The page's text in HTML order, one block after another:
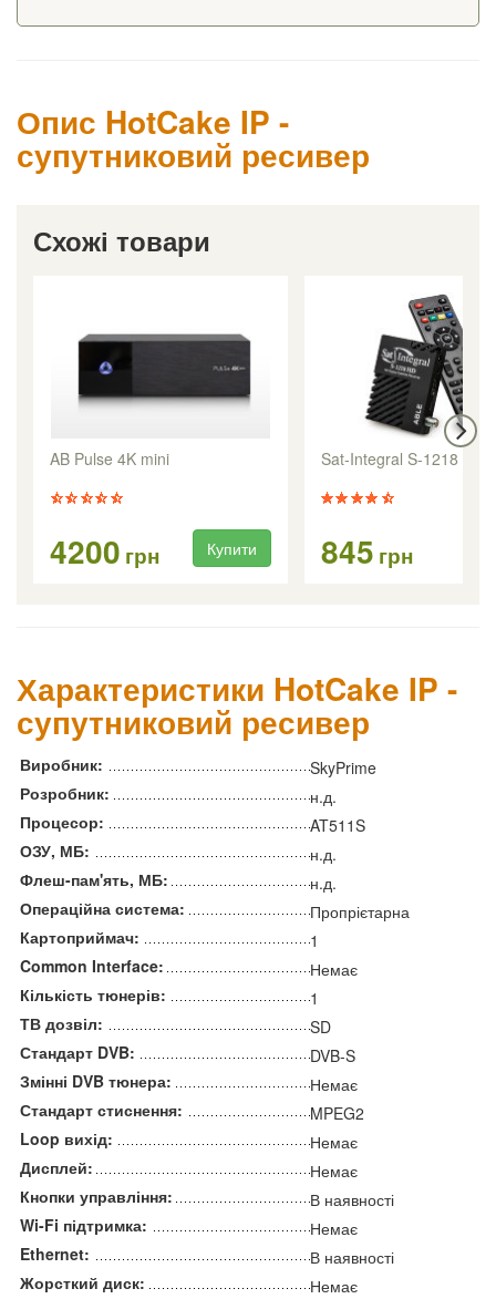
Опис HotCake IP -
супутниковий ресивер
Схожі товари
AB Pulse 4K mini
4200 грн Купити
Sat-Integral S-1218 HD
845 грн
Характеристики HotCake IP -
супутниковий ресивер
Виробник:
SkyPrime
Розробник:
н.д.
Процесор:
AT511S
ОЗУ, МБ:
н.д.
Флеш-пам'ять, МБ:
н.д.
Операційна система:
Пропрієтарна
Картоприймач:
1
Common Interface:
Немає
Кількість тюнерів:
1
ТВ дозвіл:
SD
Стандарт DVB:
DVB-S
Змінні DVB тюнера:
Немає
Стандарт стиснення:
MPEG2
Loop вихід:
Немає
Дисплей:
Немає
Кнопки управління:
В наявності
Wi-Fi підтримка:
Немає
Ethernet:
В наявності
Жорсткий диск:
Немає